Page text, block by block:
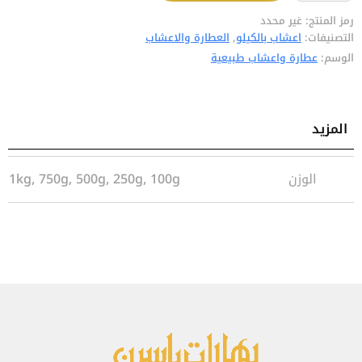
رمز المنتج: غير محدد
التصنيفات: اعشاب بالكيلو,العطارة والاعشاب
الوسم: عطارة واعشاب طبيعية
المزيد
معلومات إضافية
الوزن 1kg, 750g, 500g, 250g, 100g